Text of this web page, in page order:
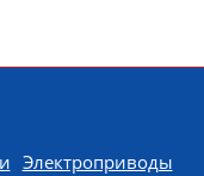
Электроприводы